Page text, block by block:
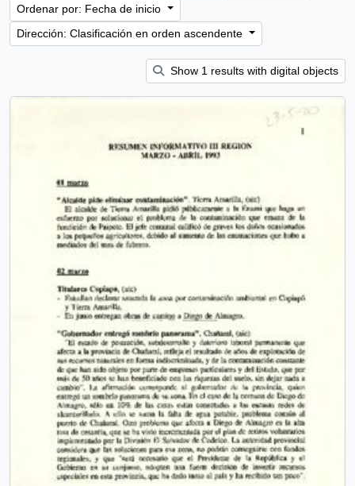
Ordenar por: Fecha de inicio
Dirección: Clasificación en orden ascendente
Show 1 results with digital objects